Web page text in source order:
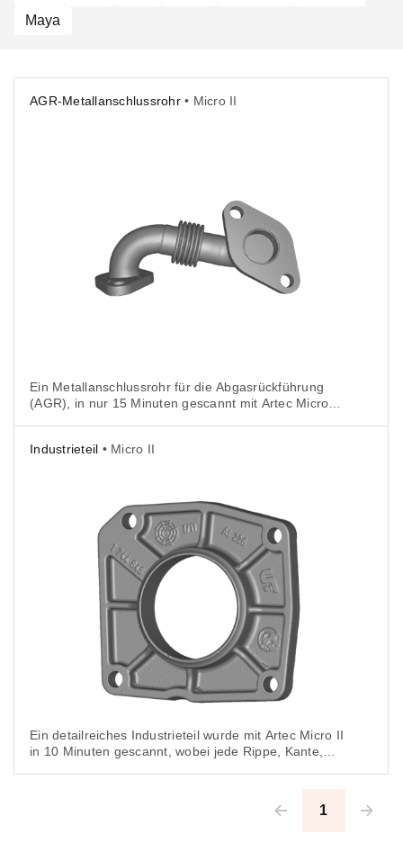
Maya
AGR-Metallanschlussrohr• Micro II
Ein Metallanschlussrohr für die Abgasrückführung
(AGR), in nur 15 Minuten gescannt mit Artec Micro II.
winzigen Ziffern und Buchstaben der Seriennummer
Industrieteil • Micro II
Ein detailreiches Industrieteil wurde mit Artec Micro II
in 10 Minuten gescannt, wobei jede Rippe, Kante,
1